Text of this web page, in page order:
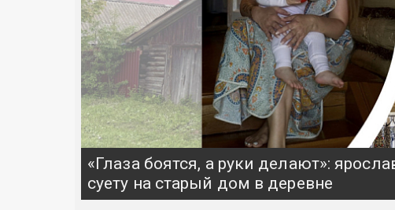
«Глаза боятся, а руки делают»:
суету на старый дом в деревне